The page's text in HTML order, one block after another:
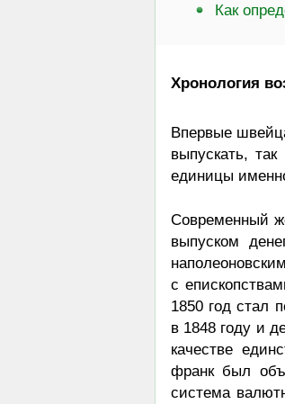
Как
Хронология
Впервые
выпускать,
единицы
Современный
выпуском
с
1850 год стал
в 1848 году и
качестве
франк был
система